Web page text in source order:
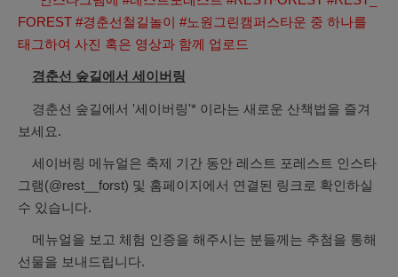
FOREST #경춘선철길놀이 #노원그린캠퍼스타운 중 하나를
태그하여 사진 혹은 영상과 함께 업로드
경춘선 숲길에서 세이버링
경춘선 숲길에서 '세이버링'* 이라는 새로운 산책법을 즐겨
보세요.
세이버링 메뉴얼은 축제 기간 동안 레스트 포레스트 인스타
그램(@rest__forst) 및 홈페이지에서 연결된 링크로 확인하실
수 있습니다.
메뉴얼을 보고 체험 인증을 해주시는 분들께는 추첨을 통해
선물을 보내드립니다.